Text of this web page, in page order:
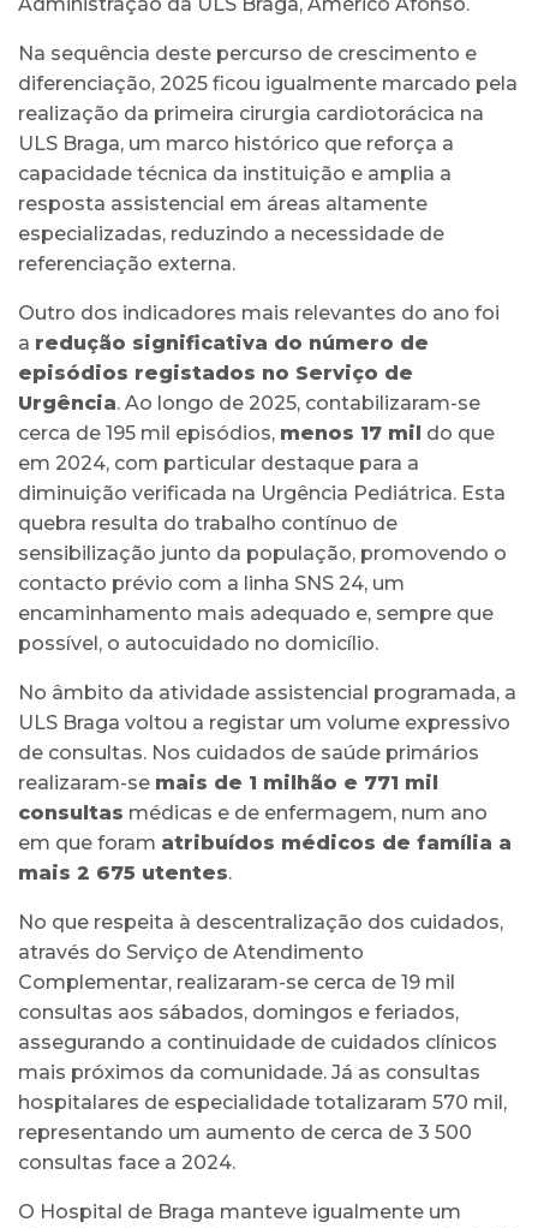
Na sequência deste percurso de crescimento e
diferenciação, 2025 ficou igualmente marcado pela
realização da primeira cirurgia cardiotorácica na
ULS Braga, um marco histórico que reforça a
capacidade técnica da instituição e amplia a
resposta assistencial em áreas altamente
especializadas, reduzindo a necessidade de
referenciação externa.
Outro dos indicadores mais relevantes do ano foi
a redução significativa do número de
episódios registados no Serviço de
Urgência. Ao longo de 2025, contabilizaram-se
cerca de 195 mil episódios, menos 17 mil do que
em 2024, com particular destaque para a
diminuição verificada na Urgência Pediátrica. Esta
quebra resulta do trabalho contínuo de
sensibilização junto da população, promovendo o
contacto prévio com a linha SNS 24, um
encaminhamento mais adequado e, sempre que
possível, o autocuidado no domicílio.
No âmbito da atividade assistencial programada, a
ULS Braga voltou a registar um volume expressivo
de consultas. Nos cuidados de saúde primários
realizaram-se mais de 1 milhão e 771 mil
consultas médicas e de enfermagem, num ano
em que foram atribuídos médicos de família a
mais 2 675 utentes.
No que respeita à descentralização dos cuidados,
através do Serviço de Atendimento
Complementar, realizaram-se cerca de 19 mil
consultas aos sábados, domingos e feriados,
assegurando a continuidade de cuidados clínicos
mais próximos da comunidade. Já as consultas
hospitalares de especialidade totalizaram 570 mil,
representando um aumento de cerca de 3 500
consultas face a 2024.
O Hospital de Braga manteve igualmente um